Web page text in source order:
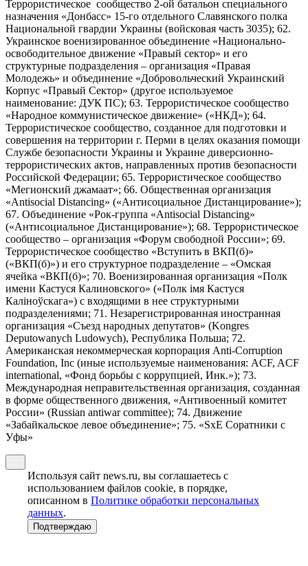
Террористическое сообщество 2-ой батальон специального
назначения «Донбасс» 15-го отдельного Славянского полка
Национальной гвардии Украины (войсковая часть 3035); 62.
Украинское военизированное объединение «Национально-
освободительное движение «Правый сектор» и его
структурные подразделения – организация «Правая
Молодежь» и объединение «Добровольческий Украинский
Корпус «Правый Сектор» (другое используемое
наименование: ДУК ПС); 63. Террористическое сообщество
«Народное коммунистическое движение» («НКД»); 64.
Террористическое сообщество, созданное для подготовки и
совершения на территории г. Перми в целях оказания помощи
Службе безопасности Украины и Украине диверсионно-
террористических актов, направленных против безопасности
Российской Федерации; 65. Террористическое сообщество
«Мегионский джамаат»; 66. Общественная организация
«Antisocial Distancing» («Антисоциальное Дистанцирование»);
67. Объединение «Рок-группа «Antisocial Distancing»
(«Антисоциальное Дистанцирование»); 68. Террористическое
сообщество – организация «Форум свободной России»; 69.
Террористическое сообщество «Вступить в ВКП(б)»
(«ВКП(б)») и его структурное подразделение – «Омская
ячейка «ВКП(б)»; 70. Военизированная организация «Полк
имени Кастуся Калиновского» («Полк iмя Кастуся
Калiноўскага») с входящими в нее структурными
подразделениями; 71. Незарегистрированная иностранная
организация «Съезд народных депутатов» (Kongres
Deputowanych Ludowych), Республика Польша; 72.
Американская некоммерческая корпорация Anti-Corruption
Foundation, Inc (иные используемые наименования: ACF, ACF
international, «Фонд борьбы с коррупцией, Инк.»); 73.
Международная неправительственная организация, созданная
в форме общественного движения, «Антивоенный комитет
России» (Russian antiwar committee); 74. Движение
«Забайкальское левое объединение»; 75. «SxE Соратники с
Уфы»
Используя сайт news.ru, вы соглашаетесь с
использованием файлов cookie, в порядке,
описанном в Политике обработки персональных
данных.
Подтверждаю